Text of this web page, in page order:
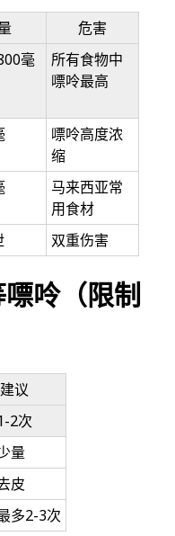
危害
毫
所有食物中
嘌呤最高
嘌呤高度浓
缩
马来西亚常
用食材
双重伤害
呤（限制
建议
2次
量
皮
多2-3次